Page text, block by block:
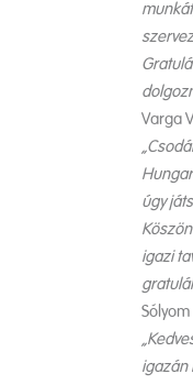
Varga
úgy
igazi
Sólyom
igazán